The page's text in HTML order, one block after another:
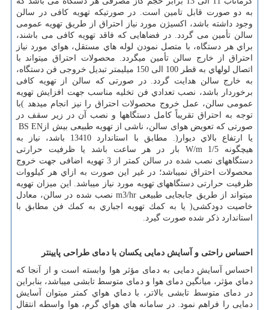
به دو صورت قابل تامین است. در صورتیکه تهویه کافی در سالن
وجود داشته باشد، اکسیژن مورد نیاز احتراق از طریق تهویه عمومی
سالن تأمین می گردد. در فضاهایی كه فاقد تهویه كافی می باشند،
براي هر دستگاه، با متصل نمودن لوله هاي مستقل، هواي مورد نیاز
احتراق از خارج سالن تأمین میگردد. محصولات احتراق میتواند با
اتصال لولهاي به قطر 100 الی 150 میلیمتر تبدیل خروجی فن دستگاه،
به خارج سالن هدایت گردد. در صورتی که سالن از تهویه کافی
برخوردار باشد، نصب تعدادي فن تخلیه مناسب جهت افزایش تهویه
عمومی سالن، عمل خروج محصولات احتراق را نیز انجام میدهد )با
توجه به احتراق تقریباً كامل دستگاهها و نصب آن در زیر سقف در
صورتی که تعویض هوای سالن، ناشی از تهویه طبیعی بیش از BS EN
یا ارتفاع بالاي دیوار(. مطابق با استاندارد 13410 باشد، نیاز به
هیچگونه W/m 1/5 بار در هر ساعت باشد یا ظرفیت حرارتی
دستگاههای نصب شده در سالن كمتر از 3 تهویه اضافی جهت خروج
محصولات احتراق نمیباشد؛ در غیر این صورت به ازاي هر كيلووات
ظرفیت حرارتی دستگاههای تهویه مورد نیاز میباشد. این میزان تهویه
میتواند از طریق جابجایی طبیعی m3/hr نصب شده در سالن، معادل
خاصیت دودکشی( یا به كمك تهویه اجباري به كمك فن مطابق با
استاندارد ذكر شده صورت گیرد.
احساس راحتی و آسایش دمایی یکسان با دمای طراحی پایینتر
احساس آسایش دمایی به دمای مؤثر هوا وابسته است و از آنجا كه
دماي مؤثر، میانگین دمای هوا و دمای متوسط تابشی میباشد، بنابراین
در دمای متوسط تابشی بالاتر، با دماي هواي كمتر میتوان آسایش
دمایی را فراهم نمود. در سامانه هاي هواي گرم، هوا واسطه انتقال